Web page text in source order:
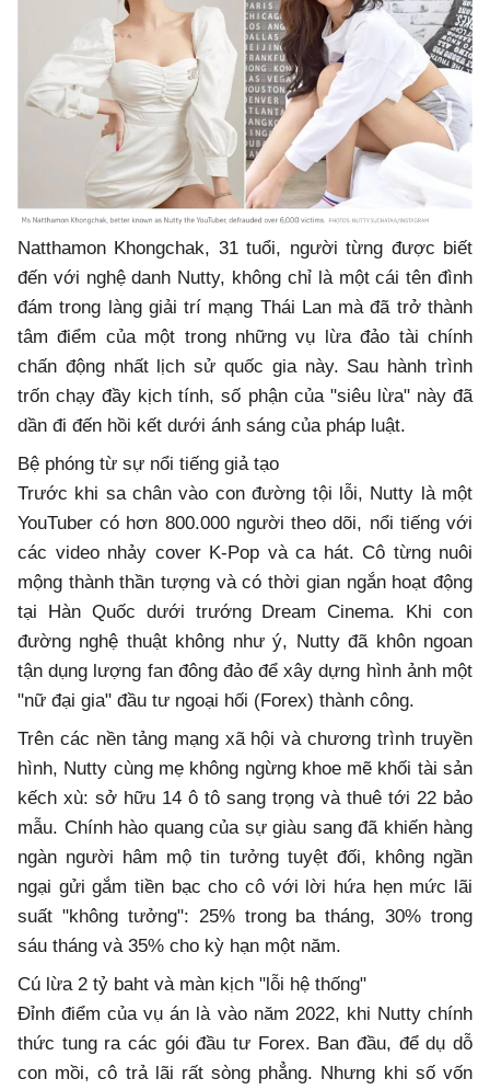
Natthamon Khongchak, 31 tuổi, người từng được biết
đến với nghệ danh Nutty, không chỉ là một cái tên đình
đám trong làng giải trí mạng Thái Lan mà đã trở thành
tâm điểm của một trong những vụ lừa đảo tài chính
chấn động nhất lịch sử quốc gia này. Sau hành trình
trốn chạy đầy kịch tính, số phận của "siêu lừa" này đã
dần đi đến hồi kết dưới ánh sáng của pháp luật.
Bệ phóng từ sự nổi tiếng giả tạo
Trước khi sa chân vào con đường tội lỗi, Nutty là một
YouTuber có hơn 800.000 người theo dõi, nổi tiếng với
các video nhảy cover K-Pop và ca hát. Cô từng nuôi
mộng thành thần tượng và có thời gian ngắn hoạt động
tại Hàn Quốc dưới trướng Dream Cinema. Khi con
đường nghệ thuật không như ý, Nutty đã khôn ngoan
tận dụng lượng fan đông đảo để xây dựng hình ảnh một
"nữ đại gia" đầu tư ngoại hối (Forex) thành công.
Trên các nền tảng mạng xã hội và chương trình truyền
hình, Nutty cùng mẹ không ngừng khoe mẽ khối tài sản
kếch xù: sở hữu 14 ô tô sang trọng và thuê tới 22 bảo
mẫu. Chính hào quang của sự giàu sang đã khiến hàng
ngàn người hâm mộ tin tưởng tuyệt đối, không ngần
ngại gửi gắm tiền bạc cho cô với lời hứa hẹn mức lãi
suất "không tưởng": 25% trong ba tháng, 30% trong
sáu tháng và 35% cho kỳ hạn một năm.
Cú lừa 2 tỷ baht và màn kịch "lỗi hệ thống"
Đỉnh điểm của vụ án là vào năm 2022, khi Nutty chính
thức tung ra các gói đầu tư Forex. Ban đầu, để dụ dỗ
con mồi, cô trả lãi rất sòng phẳng. Nhưng khi số vốn